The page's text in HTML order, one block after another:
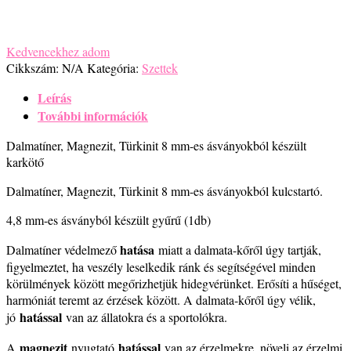
Kedvencekhez adom
Cikkszám: N/A Kategória: Szettek
Leírás
További információk
Dalmatíner, Magnezit, Türkinit 8 mm-es ásványokból készült
karkötő
Dalmatíner, Magnezit, Türkinit 8 mm-es ásványokból kulcstartó.
4,8 mm-es ásványból készült gyűrű (1db)
Dalmatíner védelmezőhatása miatt a dalmata-kőről úgy tartják,
figyelmeztet, ha veszély leselkedik ránk és segítségével minden
körülmények között megőrizhetjük hidegvérünket. Erősíti a hűséget,
harmóniát teremt az érzések között. A dalmata-kőről úgy vélik,
jó hatással van az állatokra és a sportolókra.
A magnezit nyugtató hatással van az érzelmekre, növeli az érzelmi